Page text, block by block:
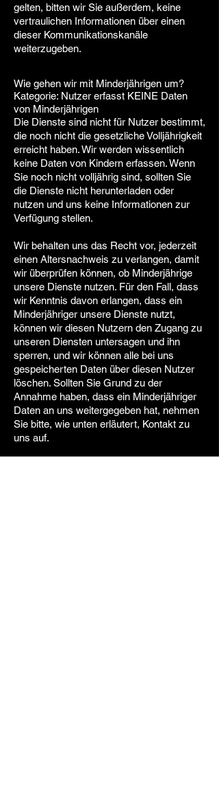
gelten, bitten wir Sie außerdem, keine
vertraulichen Informationen über einen
dieser Kommunikationskanäle
weiterzugeben.
Wie gehen wir mit Minderjährigen um?
Kategorie: Nutzer erfasst KEINE Daten
von Minderjährigen
Die Dienste sind nicht für Nutzer bestimmt,
die noch nicht die gesetzliche Volljährigkeit
erreicht haben. Wir werden wissentlich
keine Daten von Kindern erfassen. Wenn
Sie noch nicht volljährig sind, sollten Sie
die Dienste nicht herunterladen oder
nutzen und uns keine Informationen zur
Verfügung stellen.
Wir behalten uns das Recht vor, jederzeit
einen Altersnachweis zu verlangen, damit
wir überprüfen können, ob Minderjährige
unsere Dienste nutzen. Für den Fall, dass
wir Kenntnis davon erlangen, dass ein
Minderjähriger unsere Dienste nutzt,
können wir diesen Nutzern den Zugang zu
unseren Diensten untersagen und ihn
sperren, und wir können alle bei uns
gespeicherten Daten über diesen Nutzer
löschen. Sollten Sie Grund zu der
Annahme haben, dass ein Minderjähriger
Daten an uns weitergegeben hat, nehmen
Sie bitte, wie unten erläutert, Kontakt zu
uns auf.